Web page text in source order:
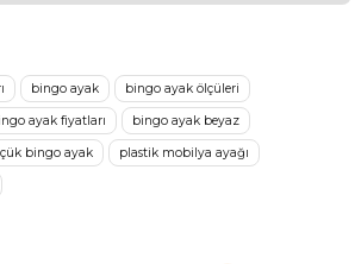
Ürünü Değerlendir
noktaları öneri formunu kullanarak
teşekkür ederiz.
bozuk veya görüntülenemiyor.
eksik bilgiler bulunuyor.
bingo ayak bingo ayak ölçüleri
ayak fiyatları bingo ayak beyaz
bingo ayak plastik mobilya ayağı